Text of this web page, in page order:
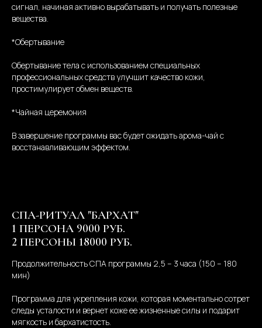
сигнал, начиная активно вырабатывать и получать полезные
вещества.
*Обертывание
Обертывание тела с использованием специальных
профессиональных средств улучшит качество кожи,
простимулирует обмен веществ.
*Чайная церемония
В завершение программы вас будет ожидать арома-чай с
восстанавливающим эффектом.
СПА-РИТУАЛ "БАРХАТ"
1 ПЕРСОНА 9000 РУБ.
2 ПЕРСОНЫ 18000 РУБ.
Продолжительность СПА программы 2,5 – 3 часа (150 – 180
мин)
Программа для укрепления кожи, которая моментально сотрет
следы усталости и вернет коже ее жизненные силы и подарит
мягкость и бархатистость.